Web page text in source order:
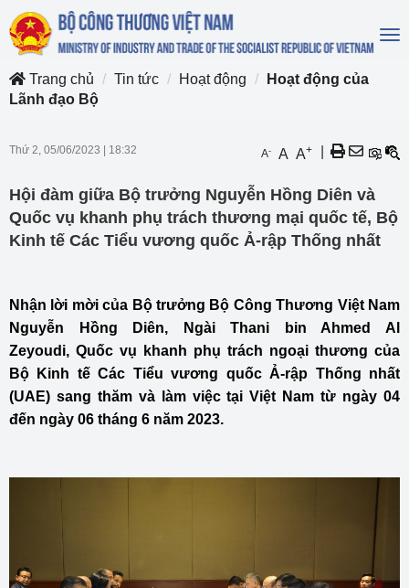
Trang chủ
Tin tức Hoạt động
Hoạt động của
Lãnh đạo Bộ
Thứ 2, 05/06/2023 18:32 A- A A+
Hội đàm giữa Bộ trưởng Nguyễn Hồng Diên và
Quốc vụ khanh phụ trách thương mại quốc tế, Bộ
Kinh tế Các Tiểu vương quốc Ả-rập Thống nhất
Nhận lời mời của Bộ trưởng Bộ Công Thương Việt Nam
Nguyễn Hồng Diên, Ngài Thani bin Ahmed Al
Zeyoudi, Quốc vụ khanh phụ trách ngoại thương của
Bộ Kinh tếCác Tiểu vương quốc Ả-rập Thống nhất
(UAE) sang thăm và làm việc tại Việt Nam từ ngày 04
đến ngày 06 tháng 6 năm 2023.